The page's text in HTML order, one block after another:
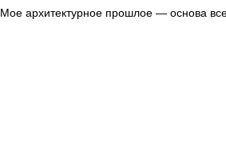
Мое архитектурное прошлое — основа